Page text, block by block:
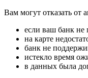
Вам могут отказать от
если ваш банк не
на карте
банк не
истекло время
в данных была